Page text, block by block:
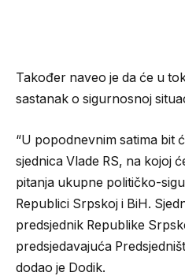
Također naveo je da će u
sastanak o sigurnosnoj
“U popodnevnim satima bit
sjednica Vlade RS, na kojoj
pitanja ukupne političko-
Republici Srpskoj i BiH.
predsjednik Republike
predsjedavajuća
dodao je Dodik.